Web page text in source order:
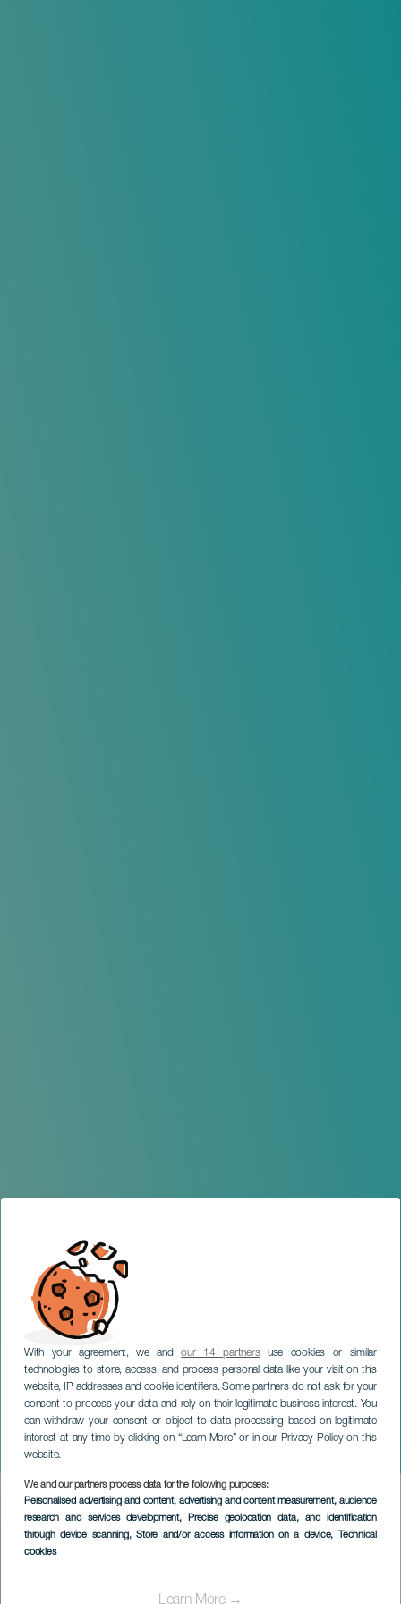
With your agreement, we andour 14 partnersuse cookies or similar
technologies to store, access, and process personal data like your visit on this
website, IP addresses and cookie identifiers. Some partners do not ask for your
consent to process your data and rely on their legitimate business interest. You
can withdraw your consent or object to data processing based on legitimate
interest at any time by clicking on “Learn More” or in our Privacy Policy on this
website.
We and our partners process data for the following purposes:
Personalised advertising and content, advertising and content measurement, audience
research and services development, Precise geolocation data, and identification
through device scanning, Store and/or access information on a device, Technical
cookies
Mikel Bermejo.
Tiquismiquis
GRAN CANARIA
Imagen
Listado